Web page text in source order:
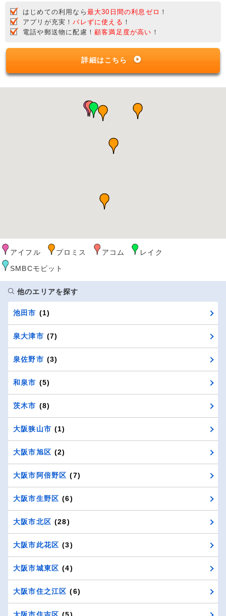
はじめての利用なら 最大30日間の利息ゼロ ！
アプリが充実！バレずに使える ！
電話や郵送物に配慮！ 顧客満足度が高い ！
詳細はこちら
アイフル プロミス アコム
レイク
SMBCモビット
他のエリアを探す
池田市 (1)
泉大津市 (7)
泉佐野市 (3)
和泉市 (5)
茨木市 (8)
大阪狭山市 (1)
大阪市旭区 (2)
大阪市阿倍野区 (7)
大阪市生野区 (6)
大阪市北区 (28)
大阪市此花区 (3)
大阪市城東区 (4)
大阪市住之江区 (6)